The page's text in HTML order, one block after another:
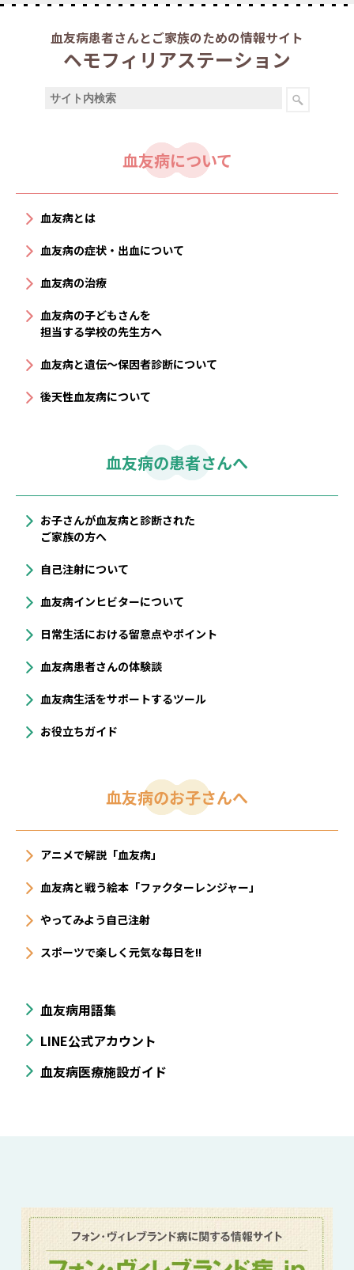
血友病患者さんとご家族のための情報サイト
ヘモフィリアステーション
血友病について
血友病とは
血友病の症状・出血について
血友病の治療
血友病の子どもさんを
担当する学校の先生方へ
血友病と遺伝〜保因者診断について
後天性血友病について
血友病の患者さんへ
お子さんが血友病と診断された
ご家族の方へ
自己注射について
血友病インヒビターについて
⽇常⽣活における留意点やポイント
血友病患者さんの体験談
血友病生活をサポートするツール
お役立ちガイド
血友病のお子さんへ
アニメで解説「血友病」
血友病と戦う絵本「ファクターレンジャー」
やってみよう自己注射
スポーツで楽しく元気な毎日を!!
血友病用語集
LINE公式アカウント
血友病医療施設ガイド